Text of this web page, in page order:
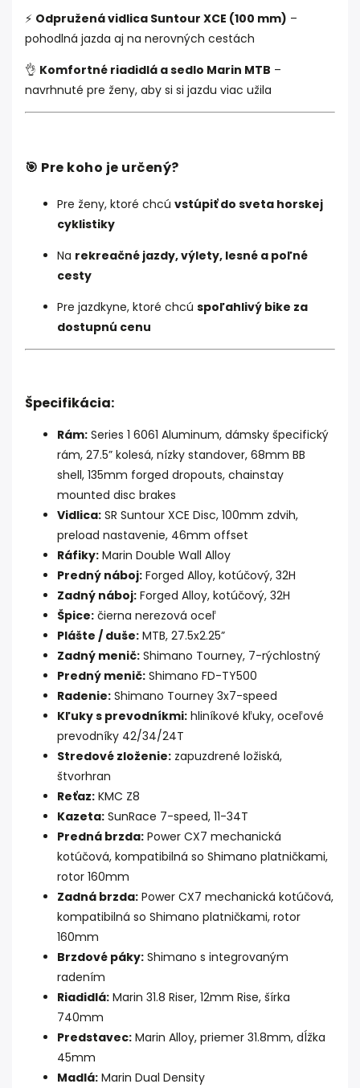
⚡ Odpružená vidlica Suntour XCE (100 mm) –
pohodlná jazda aj na nerovných cestách
👌 Komfortné riadidlá a sedlo Marin MTB –
navrhnuté pre ženy, aby si si jazdu viac užila
🎯 Pre koho je určený?
Pre ženy, ktoré chcú vstúpiť do sveta horskej
cyklistiky
Na rekreačné jazdy, výlety, lesné a poľné
cesty
Pre jazdkyne, ktoré chcú spoľahlivý bike za
dostupnú cenu
Špecifikácia:
Rám: Series 1 6061 Aluminum, dámsky špecifický
rám, 27.5” kolesá, nízky standover, 68mm BB
shell, 135mm forged dropouts, chainstay
mounted disc brakes
Vidlica: SR Suntour XCE Disc, 100mm zdvih,
preload nastavenie, 46mm offset
Ráfiky: Marin Double Wall Alloy
Predný náboj: Forged Alloy, kotúčový, 32H
Zadný náboj: Forged Alloy, kotúčový, 32H
Špice: čierna nerezová oceľ
Plášte / duše: MTB, 27.5x2.25”
Zadný menič: Shimano Tourney, 7-rýchlostný
Predný menič: Shimano FD-TY500
Radenie: Shimano Tourney 3x7-speed
Kľuky s prevodníkmi: hliníkové kľuky, oceľové
prevodníky 42/34/24T
Stredové zloženie: zapuzdrené ložiská,
štvorhran
Reťaz: KMC Z8
Kazeta: SunRace 7-speed, 11-34T
Predná brzda: Power CX7 mechanická
kotúčová, kompatibilná so Shimano platničkami,
rotor 160mm
Zadná brzda: Power CX7 mechanická kotúčová,
kompatibilná so Shimano platničkami, rotor
160mm
Brzdové páky: Shimano s integrovaným
radením
Riadidlá: Marin 31.8 Riser, 12mm Rise, šírka
740mm
Predstavec: Marin Alloy, priemer 31.8mm, dĺžka
45mm
Madlá: Marin Dual Density